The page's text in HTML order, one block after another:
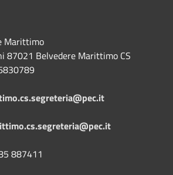
Marittimo
87021 Belvedere Marittimo CS
887411